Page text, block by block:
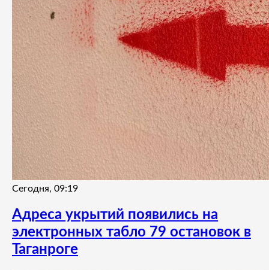
Сегодня, 09:19
Адреса укрытий появились на
электронных табло 79 остановок в
Таганроге